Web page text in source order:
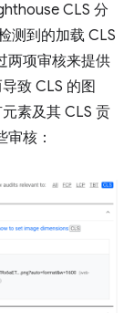
CLS 分
测到的加载 CLS
两项审核来提供
致 CLS 的图
素及其 CLS 贡
核：